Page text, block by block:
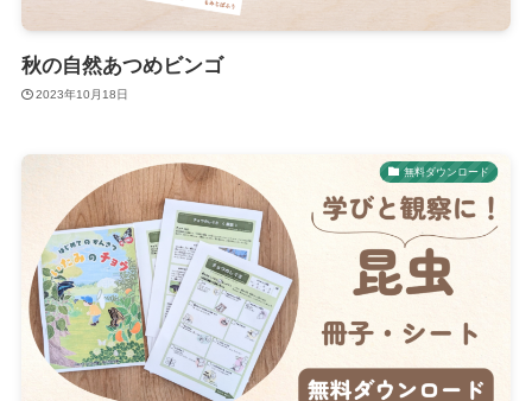
秋の自然あつめビンゴ
2023年10月18日
無料ダウンロード